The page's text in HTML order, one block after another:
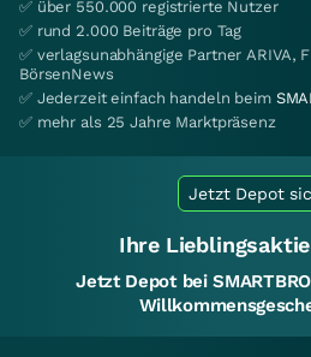
✅ über 550.000 registrierte Nutzer
✅ rund 2.000 Beiträge pro Tag
✅ verlagsunabhängige Partner ARIVA,
BörsenNews
✅ Jederzeit einfach handeln beim
✅ mehr als 25 Jahre Marktpräsenz
Jetzt Depot
Ihre
Jetzt Depot bei